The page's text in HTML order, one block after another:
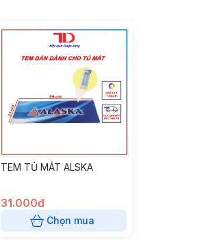
TEM TỦ MÁT ALSKA
31.000đ
Chọn mua